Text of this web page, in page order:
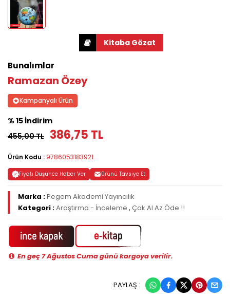
Bunalımlar
Ramazan Özey
Kampanyalı Ürün
% 15 İndirim
455,00 TL 386,75 TL
Ürün Kodu : 9786053183921
Fiyatı Düşünce Haber Ver Ürünü Tavsiye Et
Marka :Pegem Akademi Yayıncılık
Kategori :Araştırma - İnceleme , Çok Al Az Öde !!
En geç 7 Ağustos Cuma günü kargoya verilir.
PAYLAŞ :